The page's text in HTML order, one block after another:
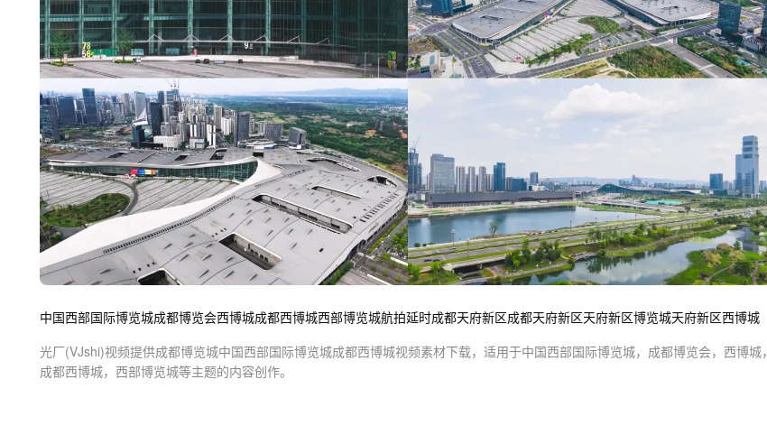
中国西部国际博览城成都博览会西博城成都西博城西部博览城航拍延时成都天府新区成都天府新区天府新区博览城天府新区西博城
光厂(VJshi)视频提供成都博览城中国西部国际博览城成都西博城视频素材下载，适用于中国西部国际博览城，成都博览会，西博城，
成都西博城，西部博览城等主题的内容创作。